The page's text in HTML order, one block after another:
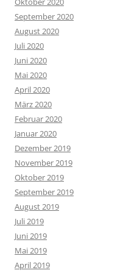
September 2020
August 2020
Juli 2020
Juni 2020
Mai 2020
April 2020
März 2020
Februar 2020
Januar 2020
Dezember 2019
November 2019
Oktober 2019
September 2019
August 2019
Juli 2019
Juni 2019
Mai 2019
April 2019